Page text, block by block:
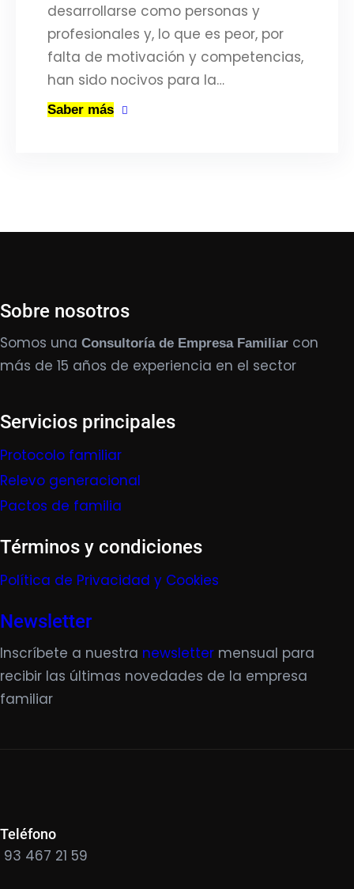
desarrollarse como personas y
profesionales y, lo que es peor, por
falta de motivación y competencias,
han sido nocivos para la…
Saber más
Sobre nosotros
Somos una Consultoría de Empresa Familiar con
más de 15 años de experiencia en el sector
Servicios principales
Protocolo familiar
Relevo generacional
Pactos de familia
Términos y condiciones
Política de Privacidad y Cookies
Newsletter
Inscríbete a nuestra newsletter mensual para
recibir las últimas novedades de la empresa
familiar
Teléfono
93 467 21 59